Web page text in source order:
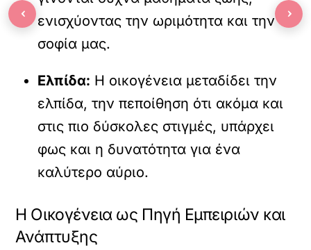
ενισχύοντας την ωριμότητα και την
σοφία μας.
Ελπίδα: Η οικογένεια μεταδίδει την
ελπίδα, την πεποίθηση ότι ακόμα και
στις πιο δύσκολες στιγμές, υπάρχει
φως και η δυνατότητα για ένα
καλύτερο αύριο.
Η Οικογένεια ως Πηγή Εμπειριών και
Ανάπτυξης
‹ ›